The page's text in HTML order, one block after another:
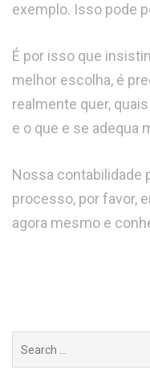
exemplo. Isso pode
É por isso que
melhor escolha, é
realmente quer,
e o que e se adequa
Nossa contabilidade
processo, por favor,
agora mesmo e